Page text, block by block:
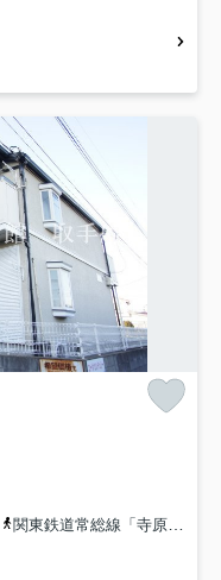
関東鉄道常総線「寺原」駅 徒歩8分